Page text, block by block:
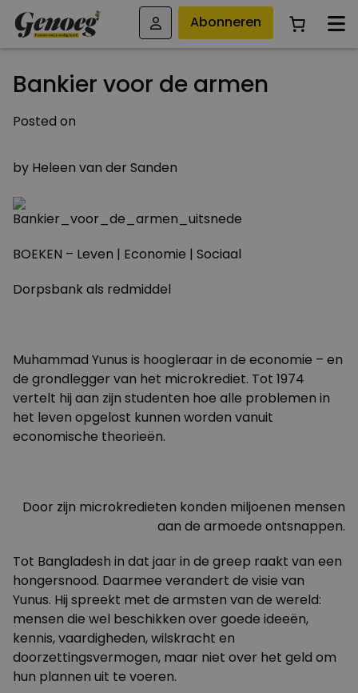
Abonneren
Bankier voor de armen
Posted on
by Heleen van der Sanden
BOEKEN – Leven | Economie | Sociaal
Dorpsbank als redmiddel
Muhammad Yunus is hoogleraar in de economie – en
de grondlegger van het microkrediet. Tot 1974
vertelt hij aan zijn studenten hoe alle problemen in
het leven opgelost kunnen worden vanuit
economische theorieën.
Door zijn microkredieten konden miljoenen mensen
aan de armoede ontsnappen.
Tot Bangladesh in dat jaar in de greep raakt van een
hongersnood. Daarmee verandert de visie van
Yunus. Hij spreekt met de armsten van de wereld:
mensen die wel beschikken over goede ideeën,
kennis, vaardigheden, wilskracht en
doorzettingsvermogen, maar niet over het geld om
hun plannen uit te voeren.